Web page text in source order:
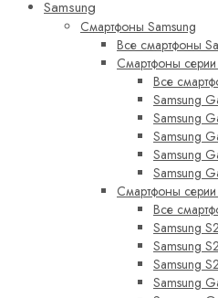
Samsung
Смартфоны Samsung
Все смартфоны
Смартфоны
Все
Samsung
Samsung
Samsung
Samsung
Samsung
Смартфоны
Все
Samsung
Samsung
Samsung
Samsung